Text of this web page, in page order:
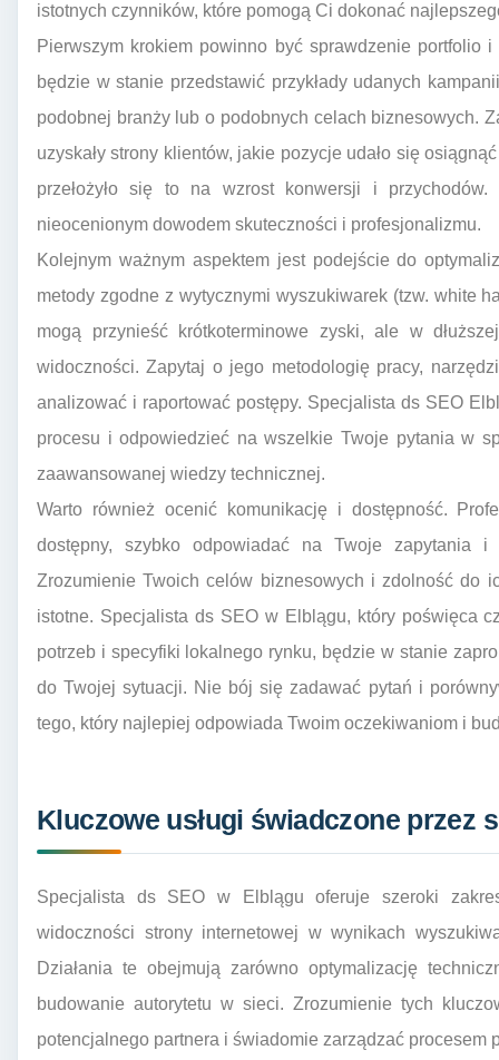
istotnych czynników, które pomogą Ci dokonać
Pierwszym krokiem powinno być sprawdzenie portfolio
będzie w stanie przedstawić przykłady udanych
podobnej branży lub o podobnych celach biznesowych.
uzyskały strony klientów, jakie pozycje udało się
przełożyło się to na wzrost konwersji i
nieocenionym dowodem skuteczności i profesjonalizmu.
Kolejnym ważnym aspektem jest podejście do
metody zgodne z wytycznymi wyszukiwarek (tzw. white
mogą przynieść krótkoterminowe zyski, ale w
widoczności. Zapytaj o jego metodologię pracy,
analizować i raportować postępy. Specjalista ds SEO
procesu i odpowiedzieć na wszelkie Twoje pytania w
zaawansowanej wiedzy technicznej.
Warto również ocenić komunikację i dostępność.
dostępny, szybko odpowiadać na Twoje zapytania
Zrozumienie Twoich celów biznesowych i zdolność do
istotne. Specjalista ds SEO w Elblągu, który poświęca
potrzeb i specyfiki lokalnego rynku, będzie w stanie
do Twojej sytuacji. Nie bój się zadawać pytań i
tego, który najlepiej odpowiada Twoim oczekiwaniom i
Kluczowe usługi świadczone przez
Specjalista ds SEO w Elblągu oferuje szeroki
widoczności strony internetowej w wynikach
Działania te obejmują zarówno optymalizację
budowanie autorytetu w sieci. Zrozumienie tych
potencjalnego partnera i świadomie zarządzać procesem